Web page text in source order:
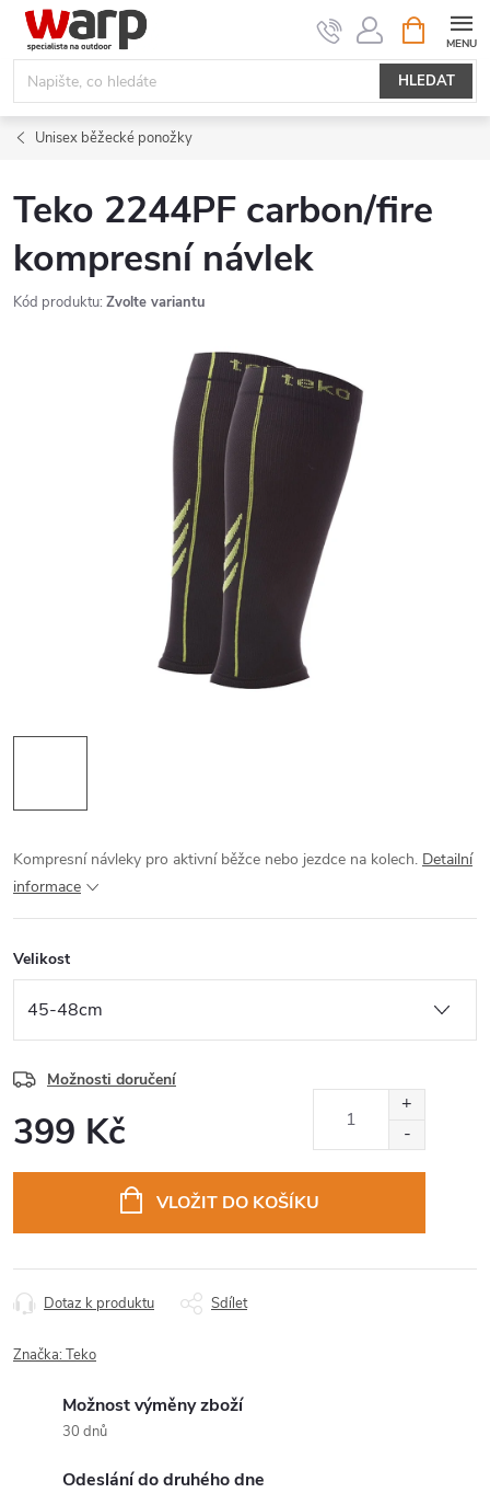
Přejít
obsah
HLEDAT
NÁKUPNÍ
KOŠÍK
Unisex běžecké ponožky
Teko 2244PF carbon/fire
kompresní návlek
Kód produktu: Zvolte variantu
Kompresní návleky pro aktivní běžce nebo jezdce na kolech. Detailní
informace
Velikost
Možnosti doručení
399 Kč
VLOŽIT DO KOŠÍKU
Dotaz k produktu Sdílet
Značka:Teko
Možnost výměny zboží
30 dnů
Odeslání do druhého dne